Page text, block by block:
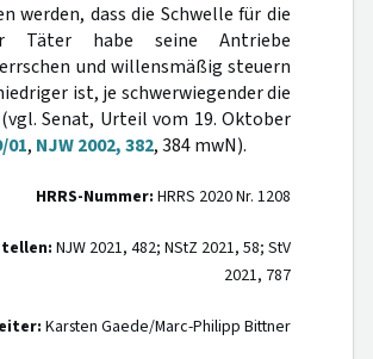
werden, dass die Schwelle für die
Täter habe seine Antriebe
und willensmäßig steuern
ist, je schwerwiegender die
Senat, Urteil vom 19. Oktober
01, NJW 2002, 382, 384 mwN).
HRRS-Nummer: HRRS 2020 Nr. 1208
NJW 2021, 482; NStZ 2021, 58; StV
2021, 787
Karsten Gaede/Marc-Philipp Bittner